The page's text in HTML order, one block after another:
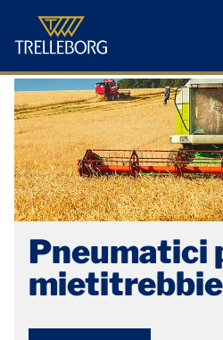
Pneumatici
mietitrebbie